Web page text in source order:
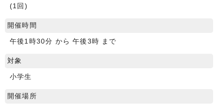
(1回)
開催時間
午後1時30分 から 午後3時 まで
対象
小学生
開催場所